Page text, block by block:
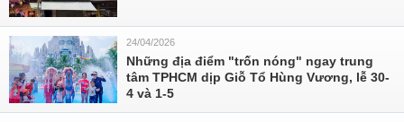
24/04/2026
Những địa điểm "trốn nóng" ngay trung
tâm TPHCM dịp Giỗ Tổ Hùng Vương, lễ 30-
4 và 1-5